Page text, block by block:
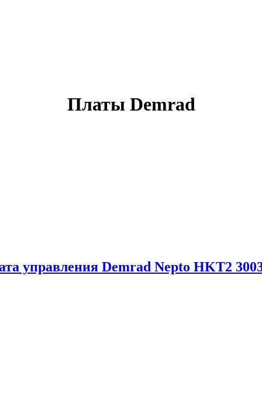
Платы Demrad
управления Demrad Nepto HKT2